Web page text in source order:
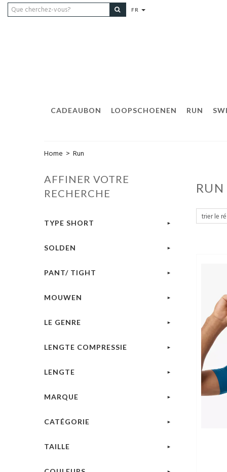
FR
CADEAUBON LOOPSCHOENEN RUN
Home > Run
AFFINER VOTRE
RECHERCHE
TYPE SHORT
SOLDEN
PANT/ TIGHT
MOUWEN
LE GENRE
LENGTE COMPRESSIE
LENGTE
MARQUE
CATÉGORIE
TAILLE